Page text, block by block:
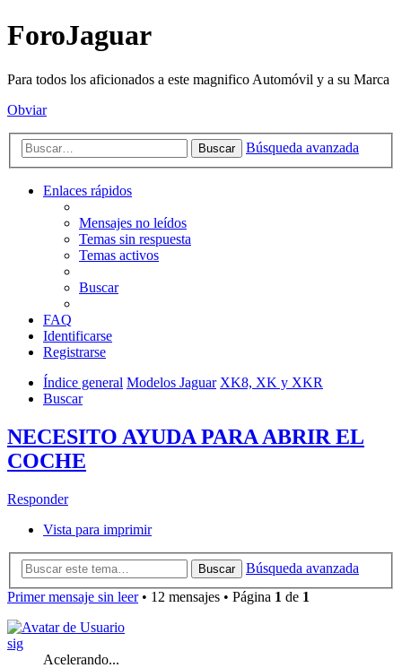
ForoJaguar
Para todos los aficionados a este magnifico Automóvil y a su Marca
Obviar
Buscar Búsqueda avanzada
Enlaces rápidos
Mensajes no leídos
Temas sin respuesta
Temas activos
Buscar
FAQ
Identificarse
Registrarse
Índice general Modelos Jaguar XK8, XK y XKR
Buscar
NECESITO AYUDA PARA ABRIR EL
COCHE
Responder
Vista para imprimir
Buscar
Búsqueda avanzada
Primer mensaje sin leer• 12 mensajes • Página 1 de 1
sig
Acelerando...